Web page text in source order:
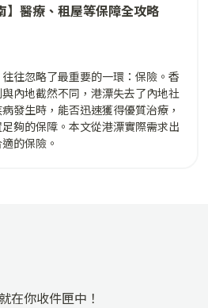
】醫療、租屋等保障全攻略
往忽略了最重要的一環：保險。香
內地截然不同，港漂失去了內地社
發生時，能否迅速獲得優質治療，
夠的保障。本文從港漂實際需求出
的保險。
在你收件匣中！